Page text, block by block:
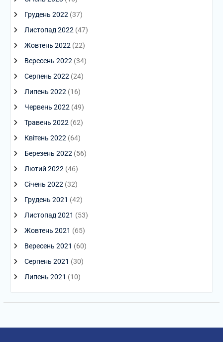
Грудень 2022 (37)
Листопад 2022 (47)
Жовтень 2022 (22)
Вересень 2022 (34)
Серпень 2022 (24)
Липень 2022 (16)
Червень 2022 (49)
Травень 2022 (62)
Квітень 2022 (64)
Березень 2022 (56)
Лютий 2022 (46)
Січень 2022 (32)
Грудень 2021 (42)
Листопад 2021 (53)
Жовтень 2021 (65)
Вересень 2021 (60)
Серпень 2021 (30)
Липень 2021 (10)